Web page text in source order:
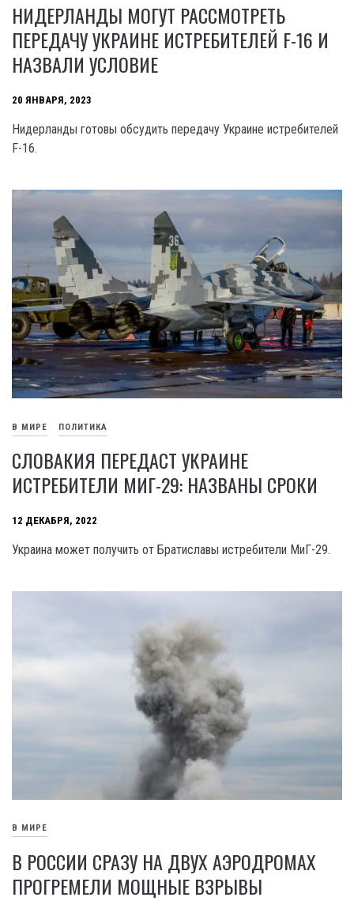
НИДЕРЛАНДЫ МОГУТ РАССМОТРЕТЬ
ПЕРЕДАЧУ УКРАИНЕ ИСТРЕБИТЕЛЕЙ F-16 И
НАЗВАЛИ УСЛОВИЕ
20 ЯНВАРЯ, 2023
Нидерланды готовы обсудить передачу Украине истребителей
F-16.
В МИРЕ ПОЛИТИКА
СЛОВАКИЯ ПЕРЕДАСТ УКРАИНЕ
ИСТРЕБИТЕЛИ МИГ-29: НАЗВАНЫ СРОКИ
12 ДЕКАБРЯ, 2022
Украина может получить от Братиславы истребители МиГ-29.
В МИРЕ
В РОССИИ СРАЗУ НА ДВУХ АЭРОДРОМАХ
ПРОГРЕМЕЛИ МОЩНЫЕ ВЗРЫВЫ